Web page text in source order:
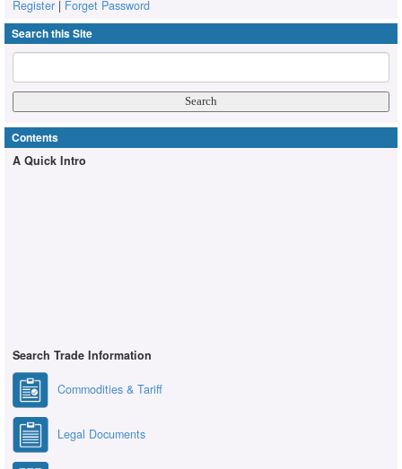
Register | Forget Password
Search this Site
Contents
A Quick Intro
Search Trade Information
Commodities & Tariff
Legal Documents